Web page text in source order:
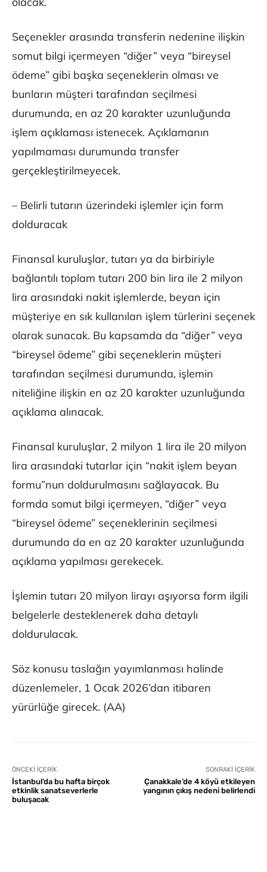
Seçenekler arasında transferin nedenine ilişkin
somut bilgi içermeyen “diğer” veya “bireysel
ödeme” gibi başka seçeneklerin olması ve
bunların müşteri tarafından seçilmesi
durumunda, en az 20 karakter uzunluğunda
işlem açıklaması istenecek. Açıklamanın
yapılmaması durumunda transfer
gerçekleştirilmeyecek.
– Belirli tutarın üzerindeki işlemler için form
dolduracak
Finansal kuruluşlar, tutarı ya da birbiriyle
bağlantılı toplam tutarı 200 bin lira ile 2 milyon
lira arasındaki nakit işlemlerde, beyan için
müşteriye en sık kullanılan işlem türlerini seçenek
olarak sunacak. Bu kapsamda da “diğer” veya
“bireysel ödeme” gibi seçeneklerin müşteri
tarafından seçilmesi durumunda, işlemin
niteliğine ilişkin en az 20 karakter uzunluğunda
açıklama alınacak.
Finansal kuruluşlar, 2 milyon 1 lira ile 20 milyon
lira arasındaki tutarlar için “nakit işlem beyan
formu”nun doldurulmasını sağlayacak. Bu
formda somut bilgi içermeyen, “diğer” veya
“bireysel ödeme” seçeneklerinin seçilmesi
durumunda da en az 20 karakter uzunluğunda
açıklama yapılması gerekecek.
İşlemin tutarı 20 milyon lirayı aşıyorsa form ilgili
belgelerle desteklenerek daha detaylı
doldurulacak.
Söz konusu taslağın yayımlanması halinde
düzenlemeler, 1 Ocak 2026’dan itibaren
yürürlüğe girecek. (AA)
ÖNCEKI İÇERIK
İstanbul’da bu hafta birçok
etkinlik sanatseverlerle
buluşacak
SONRAKI İÇERIK
Çanakkale’de 4 köyü etkileyen
yangının çıkış nedeni belirlendi